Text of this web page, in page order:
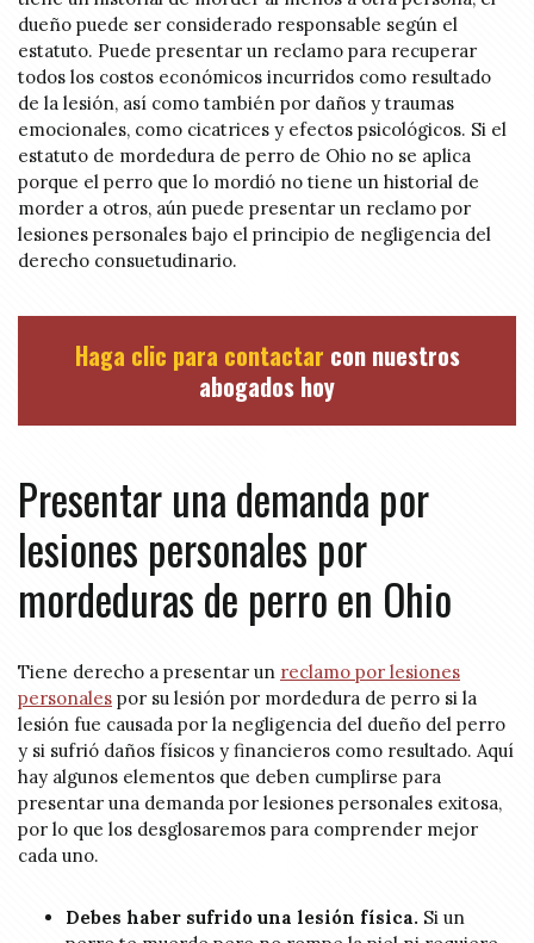
dueño puede ser considerado responsable según el
estatuto. Puede presentar un reclamo para recuperar
todos los costos económicos incurridos como resultado
de la lesión, así como también por daños y traumas
emocionales, como cicatrices y efectos psicológicos. Si el
estatuto de mordedura de perro de Ohio no se aplica
porque el perro que lo mordió no tiene un historial de
morder a otros, aún puede presentar un reclamo por
lesiones personales bajo el principio de negligencia del
derecho consuetudinario.
Haga clic para contactar con nuestros
abogados hoy
Presentar una demanda por
lesiones personales por
mordeduras de perro en Ohio
Tiene derecho a presentar un reclamo por lesiones
personales por su lesión por mordedura de perro si la
lesión fue causada por la negligencia del dueño del perro
y si sufrió daños físicos y financieros como resultado. Aquí
hay algunos elementos que deben cumplirse para
presentar una demanda por lesiones personales exitosa,
por lo que los desglosaremos para comprender mejor
cada uno.
Debes haber sufrido una lesión física. Si un